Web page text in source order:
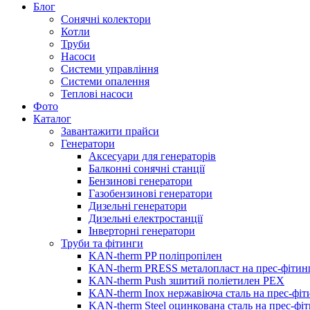
Блог
Сонячні колектори
Котли
Труби
Насоси
Системи управління
Системи опалення
Теплові насоси
Фото
Каталог
Завантажити прайси
Генератори
Аксесуари для генераторів
Балконні сонячні станції
Бензинові генератори
Газобензинові генератори
Дизельні генератори
Дизельні електростанції
Інверторні генератори
Труби та фітинги
KAN-therm PP поліпропілен
KAN-therm PRESS металопласт на прес-
KAN-therm Push зшитий поліетилен PEX
KAN-therm Inox нержавіюча сталь на прес-
KAN-therm Steel оцинкована сталь на прес-